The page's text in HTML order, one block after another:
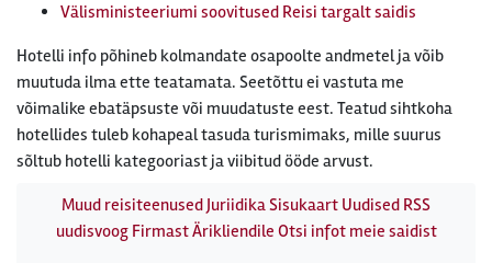
Välisministeeriumi soovitused Reisi targalt saidis
Hotelli info põhineb kolmandate osapoolte andmetel ja võib
muutuda ilma ette teatamata. Seetõttu ei vastuta me
võimalike ebatäpsuste või muudatuste eest. Teatud sihtkoha
hotellides tuleb kohapeal tasuda turismimaks, mille suurus
sõltub hotelli kategooriast ja viibitud ööde arvust.
Muud reisiteenusedJuriidikaSisukaart Uudised RSS
uudisvoog FirmastÄrikliendile Otsi infot meie saidist